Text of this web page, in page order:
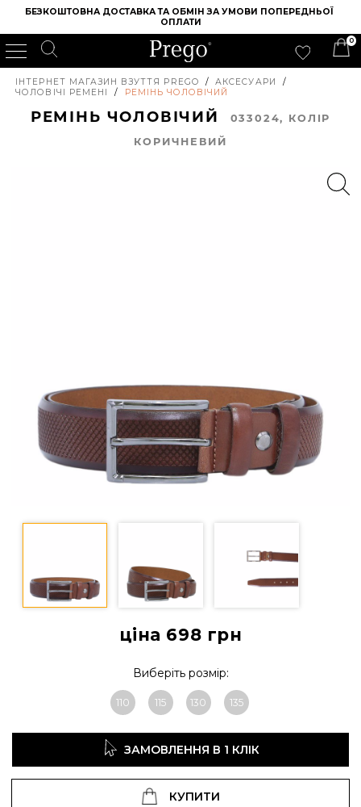
БЕЗКОШТОВНА ДОСТАВКА ТА ОБМІН ЗА УМОВИ ПОПЕРЕДНЬОЇ
ОПЛАТИ
0
ІНТЕРНЕТ МАГАЗИН ВЗУТТЯ PREGO / АКСЕСУАРИ
/
ЧОЛОВІЧІ РЕМЕНІ
/ РЕМІНЬ ЧОЛОВІЧИЙ
РЕМІНЬ ЧОЛОВІЧИЙ
033024, КОЛIР
КОРИЧНЕВИЙ
ціна 698 грн
Виберіть розмір:
110 115 130 135
ЗАМОВЛЕННЯ В 1 КЛІК
КУПИТИ